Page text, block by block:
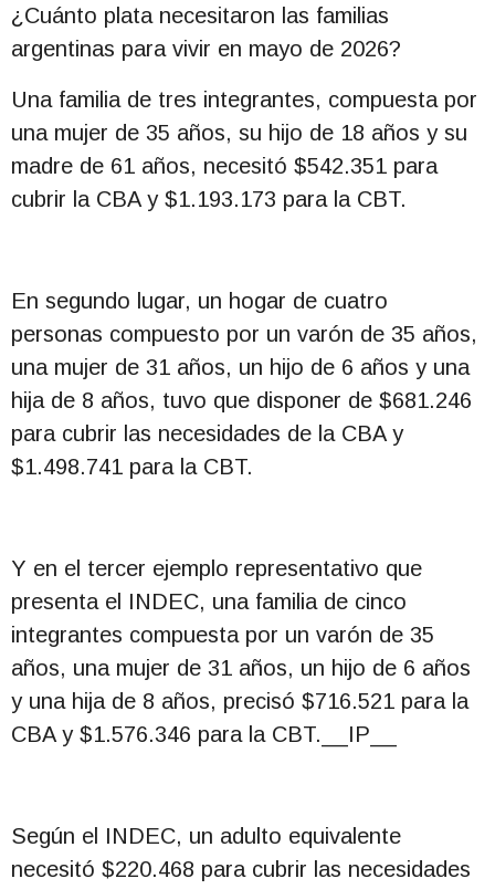
¿Cuánto plata necesitaron las familias
argentinas para vivir en mayo de 2026?
Una familia de tres integrantes, compuesta por
una mujer de 35 años, su hijo de 18 años y su
madre de 61 años, necesitó $542.351 para
cubrir la CBA y $1.193.173 para la CBT.
En segundo lugar, un hogar de cuatro
personas compuesto por un varón de 35 años,
una mujer de 31 años, un hijo de 6 años y una
hija de 8 años, tuvo que disponer de $681.246
para cubrir las necesidades de la CBA y
$1.498.741 para la CBT.
Y en el tercer ejemplo representativo que
presenta el INDEC, una familia de cinco
integrantes compuesta por un varón de 35
años, una mujer de 31 años, un hijo de 6 años
y una hija de 8 años, precisó $716.521 para la
CBA y $1.576.346 para la CBT.__IP__
Según el INDEC, un adulto equivalente
necesitó $220.468 para cubrir las necesidades